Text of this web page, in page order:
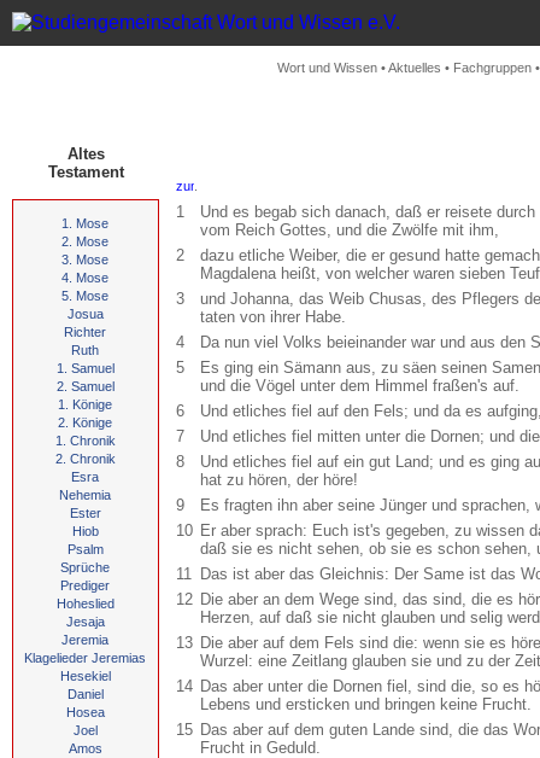
Wort und Wissen •Aktuelles • Fachgruppen
Altes
Testament
1. Mose
2. Mose
3. Mose
4. Mose
5. Mose
Josua
Richter
Ruth
1. Samuel
2. Samuel
1. Könige
2. Könige
1. Chronik
2. Chronik
Esra
Nehemia
Ester
Hiob
Psalm
Sprüche
Prediger
Hoheslied
Jesaja
Jeremia
Klagelieder Jeremias
Hesekiel
Daniel
Hosea
Joel
Amos
1
Und es begab sich danach, daß er reisete
vom Reich Gottes, und die Zwölfe mit ihm,
2
dazu etliche Weiber, die er gesund hatte
Magdalena heißt, von welcher waren sieben
3
und Johanna, das Weib Chusas, des Pflegers
taten von ihrer Habe.
4
Da nun viel Volks beieinander war und aus
5
Es ging ein Sämann aus, zu säen seinen
und die Vögel unter dem Himmel fraßen's auf.
6
Und etliches fiel auf den Fels; und da es
7
Und etliches fiel mitten unter die Dornen; und
8
Und etliches fiel auf ein gut Land; und es ging
hat zu hören, der höre!
9
Es fragten ihn aber seine Jünger und sprachen,
10 Er aber sprach: Euch ist's gegeben, zu wissen
daß sie es nicht sehen, ob sie es schon
11 Das ist aber das Gleichnis: Der Same ist das
12 Die aber an dem Wege sind, das sind, die es
Herzen, auf daß sie nicht glauben und selig
13 Die aber auf dem Fels sind die: wenn sie es
Wurzel: eine Zeitlang glauben sie und zu der
14 Das aber unter die Dornen fiel, sind die, so es
Lebens und ersticken und bringen keine Frucht.
15 Das aber auf dem guten Lande sind, die das
Frucht in Geduld.